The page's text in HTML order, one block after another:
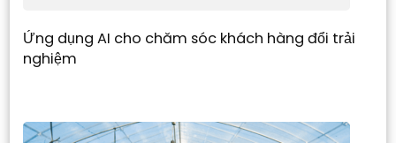
Ứng dụng AI cho chăm sóc khách hàng đổi trải
nghiệm